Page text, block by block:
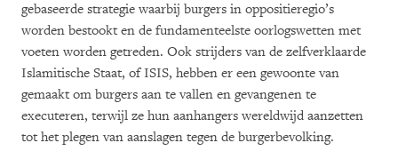
gebaseerde strategie waarbij burgers in oppositieregio’s
worden bestookt en de fundamenteelste oorlogswetten met
voeten worden getreden. Ook strijders van de zelfverklaarde
Islamitische Staat, of ISIS, hebben er een gewoonte van
gemaakt om burgers aan te vallen en gevangenen te
executeren, terwijl ze hun aanhangers wereldwijd aanzetten
tot het plegen van aanslagen tegen de burgerbevolking.